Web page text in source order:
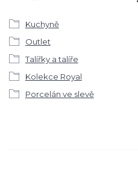
Kuchyně
Outlet
Talířky a talíře
Kolekce Royal
Porcelán ve slevě